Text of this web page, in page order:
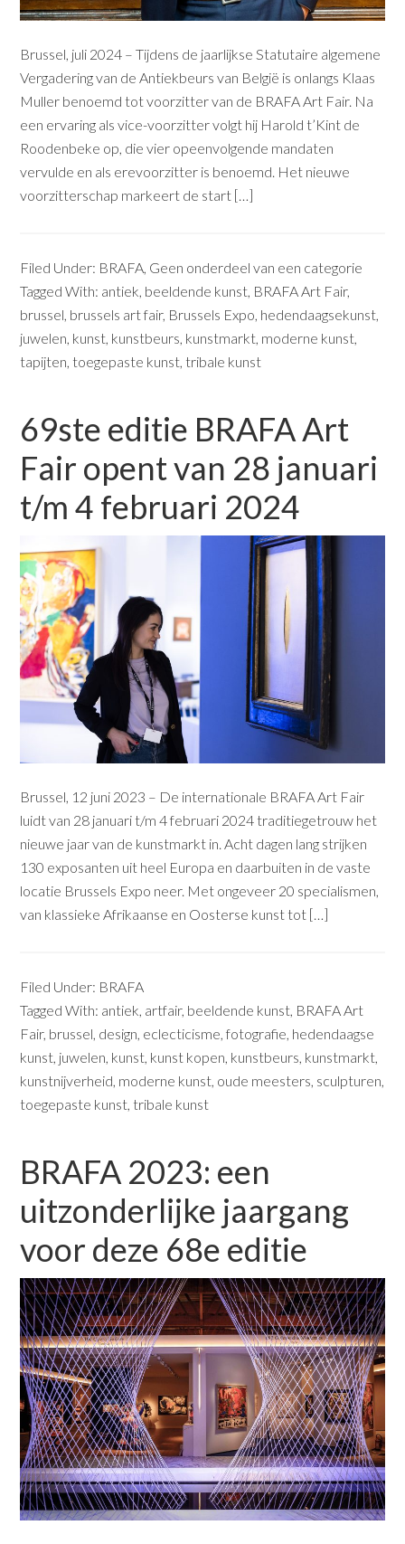
Brussel, juli 2024 – Tijdens de jaarlijkse Statutaire algemene
Vergadering van de Antiekbeurs van België is onlangs Klaas
Muller benoemd tot voorzitter van de BRAFA Art Fair. Na
een ervaring als vice-voorzitter volgt hij Harold t’Kint de
Roodenbeke op, die vier opeenvolgende mandaten
vervulde en als erevoorzitter is benoemd. Het nieuwe
voorzitterschap markeert de start […]
Filed Under: BRAFA, Geen onderdeel van een categorie
Tagged With: antiek, beeldende kunst, BRAFA Art Fair,
brussel, brussels art fair, Brussels Expo, hedendaagsekunst,
juwelen, kunst, kunstbeurs, kunstmarkt, moderne kunst,
tapijten, toegepaste kunst, tribale kunst
69ste editie BRAFA Art
Fair opent van 28 januari
t/m 4 februari 2024
Brussel, 12 juni 2023 – De internationale BRAFA Art Fair
luidt van 28 januari t/m 4 februari 2024 traditiegetrouw het
nieuwe jaar van de kunstmarkt in. Acht dagen lang strijken
130 exposanten uit heel Europa en daarbuiten in de vaste
locatie Brussels Expo neer. Met ongeveer 20 specialismen,
van klassieke Afrikaanse en Oosterse kunst tot […]
Filed Under: BRAFA
Tagged With: antiek, artfair, beeldende kunst, BRAFA Art
Fair, brussel, design, eclecticisme,fotografie, hedendaagse
kunst, juwelen, kunst, kunst kopen, kunstbeurs, kunstmarkt,
kunstnijverheid, moderne kunst, oude meesters, sculpturen,
toegepaste kunst, tribale kunst
BRAFA 2023: een
uitzonderlijke jaargang
voor deze 68e editie